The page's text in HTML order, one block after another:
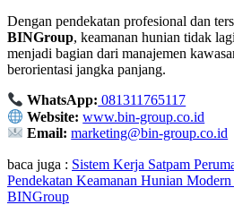
Dengan pendekatan profesional dan
BINGroup, keamanan hunian tidak
menjadi bagian dari manajemen
berorientasi jangka panjang.
WhatsApp: 081311765117
Website: www.bin-group.co.id
Email: marketing@bin-group.co.id
baca juga : Sistem Kerja Satpam
Pendekatan Keamanan Hunian
BINGroup